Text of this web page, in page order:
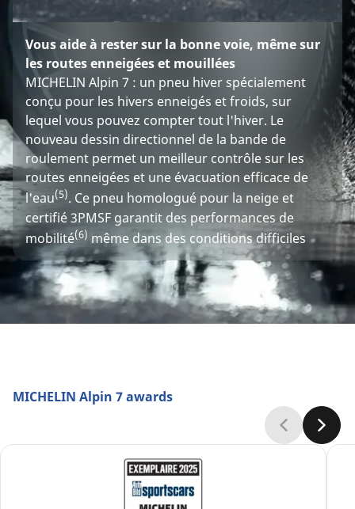
Vous aide à rester sur la bonne voie, même sur
les routes enneigées et mouillées
MICHELIN Alpin 7 : un pneu hiver spécialement
conçu pour les hivers enneigés et froids, sur
lequel vous pouvez compter tout l'hiver. Le
nouveau dessin directionnel de la bande de
roulement permet un meilleur contrôle sur les
routes enneigées et une évacuation efficace de
l'eau(5). Ce pneu homologué pour la neige et
certifié 3PMSF garantit des performances de
mobilité(6) même dans des conditions difficiles
MICHELIN Alpin 7 awards